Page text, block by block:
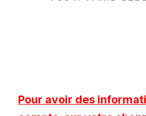
Pour avoir des